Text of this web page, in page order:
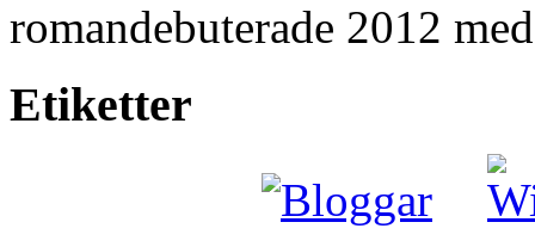
romandebuterade 2012
Etiketter